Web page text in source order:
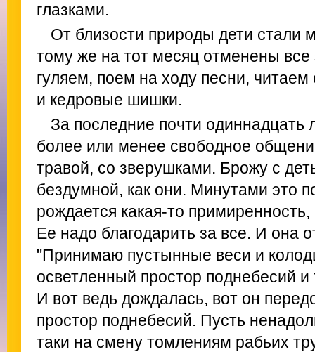
глазками.
От близости природы дети стали
тому же на тот месяц отменены
гуляем, поем на ходу песни,
и кедровые шишки.
За последние почти одиннадцать
более или менее свободное
травой, со зверушками. Брожу с
бездумной, как они. Минутами это
рождается какая-то
Ее надо благодарить за все. И она
"Принимаю пустынные веси и
осветленный простор поднебесий
И вот ведь дождалась, вот он
простор поднебесий. Пусть
таки на смену томлениям рабьих